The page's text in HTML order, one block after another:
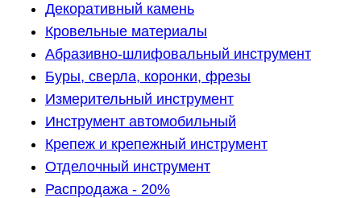
Декоративный камень
Кровельные материалы
Абразивно-шлифовальный инструмент
Буры, сверла, коронки, фрезы
Измерительный инструмент
Инструмент автомобильный
Крепеж и крепежный инструмент
Отделочный инструмент
Распродажа - 20%